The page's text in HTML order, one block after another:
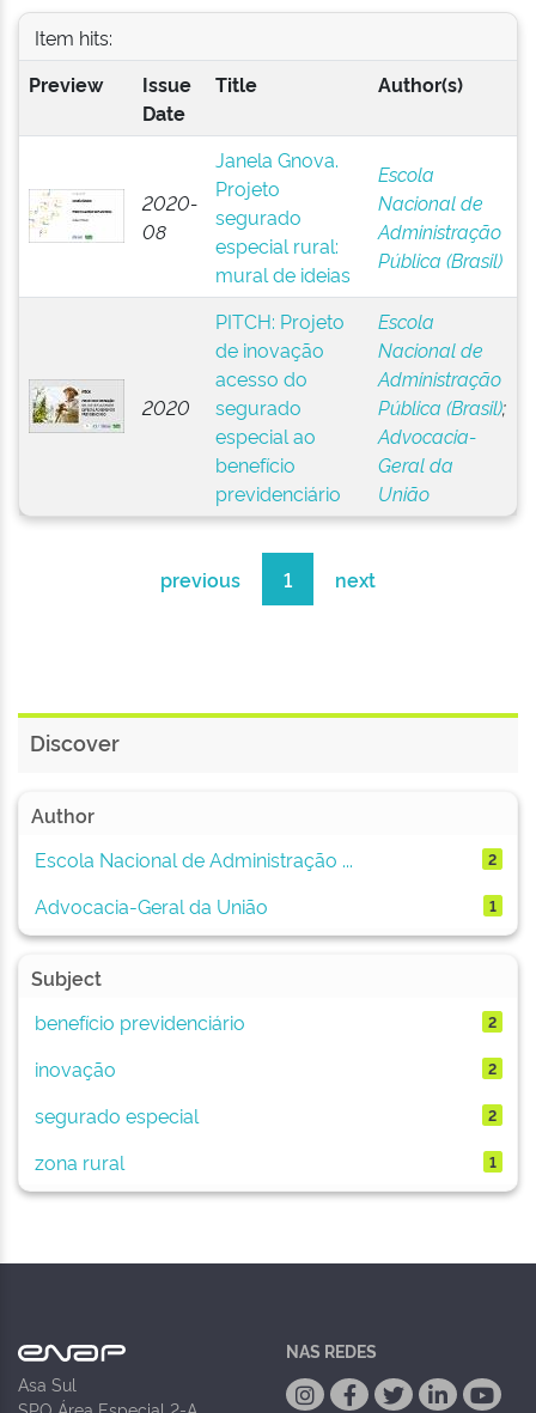
Item hits:
Preview
Issue
Date
Title Author(s)
2020-
08
Janela Gnova.
Projeto
segurado
especial rural:
mural de ideias
Escola
Nacional de
Administração
Pública (Brasil)
2020
PITCH: Projeto
de inovação
acesso do
segurado
especial ao
benefício
previdenciário
Escola
Nacional de
Administração
Pública (Brasil);
Advocacia-
Geral da
União
previous 1 next
Discover
Author
Escola Nacional de Administração ...
2
Advocacia-Geral da União 1
Subject
benefício previdenciário
2
inovação 2
segurado especial 2
zona rural 1
Asa Sul
NAS REDES